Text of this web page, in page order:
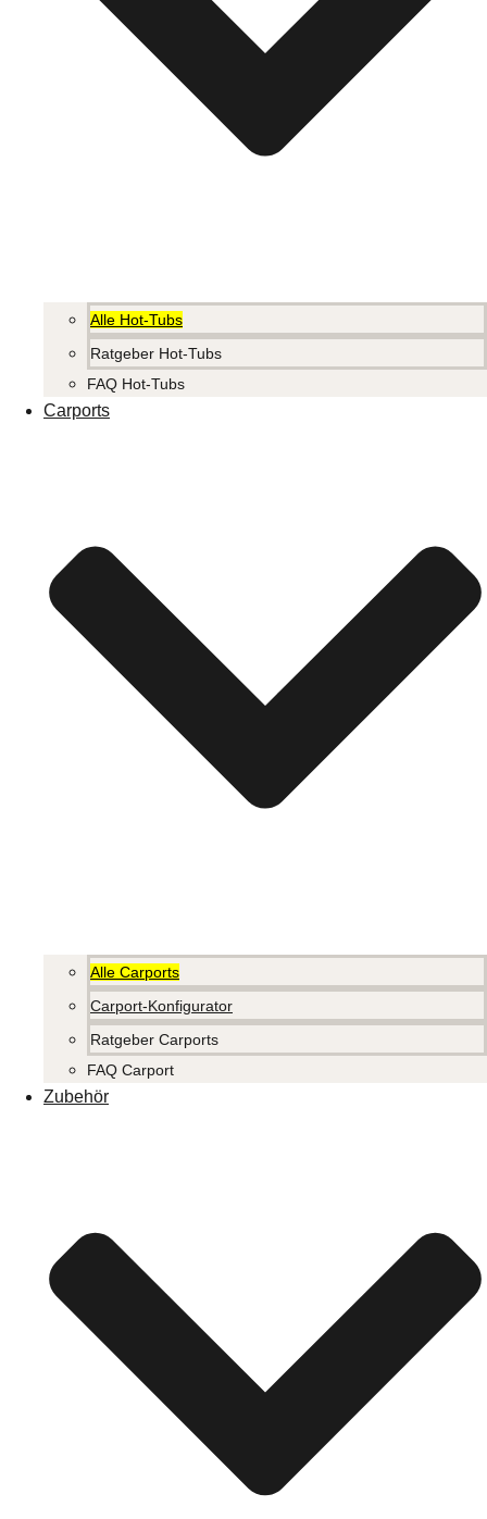
Alle Hot-Tubs
Ratgeber Hot-Tubs
FAQ Hot-Tubs
Carports
Alle Carports
Carport-Konfigurator
Ratgeber Carports
FAQ Carport
Zubehör